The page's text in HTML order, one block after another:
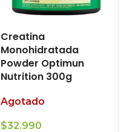
Creatina
Monohidratada
Powder Optimun
Nutrition 300g
Agotado
$32.990